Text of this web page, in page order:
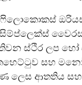
ස්ථිර ලප
සහ
ලෙස ආතතිය